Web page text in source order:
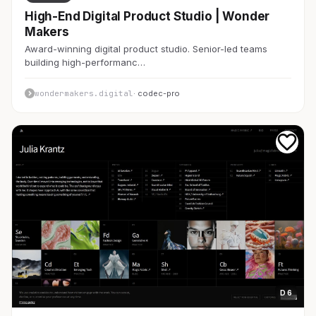
High-End Digital Product Studio | Wonder
Makers
Award-winning digital product studio. Senior-led teams
building high-performanc…
wondermakers.digital · codec-pro
D 6